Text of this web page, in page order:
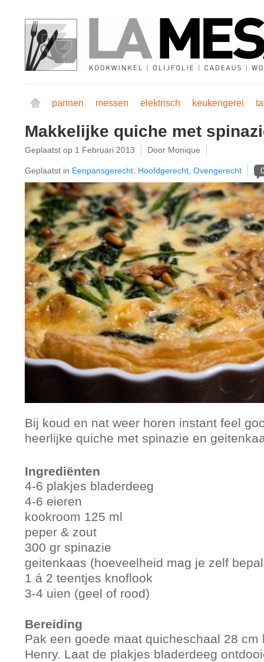
pannen messen elektrisch keukengerei
Makkelijke quiche met
Geplaatst op 1 Februari 2013 Door Monique
Geplaatst in Eenpansgerecht Hoofdgerecht Ovengerecht
Bij koud en nat weer horen instant feel
heerlijke quiche met spinazie en
Ingrediënten
4-6 plakjes bladerdeeg
4-6 eieren
kookroom 125 ml
peper & zout
300 gr spinazie
geitenkaas (hoeveelheid mag je zelf
1 á 2 teentjes knoflook
3-4 uien (geel of rood)
Bereiding
Pak een goede maat quicheschaal 28
Henry. Laat de plakjes bladerdeeg